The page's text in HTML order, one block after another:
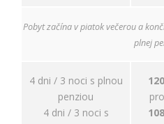
Pobyt začína v piatok večerou a
plnej
4 dni / 3 noci s plnou
penziou
4 dni / 3 noci s